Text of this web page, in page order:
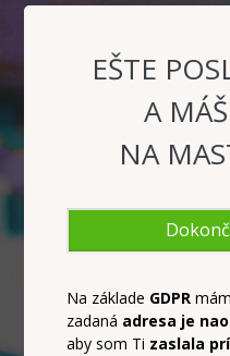
EŠTE
A
NA
Na základe GDPR
zadaná adresa je
aby som Ti zaslala